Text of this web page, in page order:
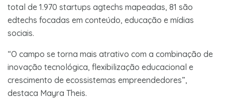
total de 1.970 startups agtechs mapeadas, 81 são
edtechs focadas em conteúdo, educação e mídias
sociais.
“O campo se torna mais atrativo com a combinação de
inovação tecnológica, flexibilização educacional e
crescimento de ecossistemas empreendedores”,
destaca Mayra Theis.